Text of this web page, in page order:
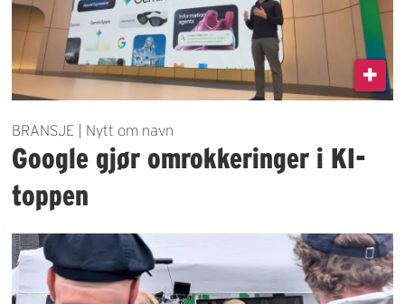
BRANSJE | Nytt om navn
Google gjør omrokkeringer i KI-
toppen